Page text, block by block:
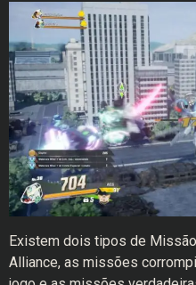
Existem dois tipos de
Alliance, as missões